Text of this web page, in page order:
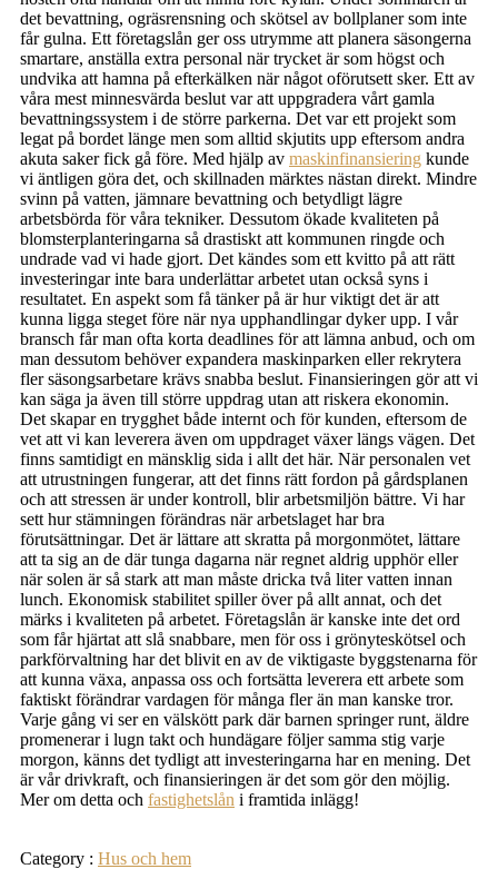
det bevattning, ogräsrensning och skötsel av bollplaner som inte
får gulna. Ett företagslån ger oss utrymme att planera säsongerna
smartare, anställa extra personal när trycket är som högst och
undvika att hamna på efterkälken när något oförutsett sker. Ett av
våra mest minnesvärda beslut var att uppgradera vårt gamla
bevattningssystem i de större parkerna. Det var ett projekt som
legat på bordet länge men som alltid skjutits upp eftersom andra
akuta saker fick gå före. Med hjälp av maskinfinansiering kunde
vi äntligen göra det, och skillnaden märktes nästan direkt. Mindre
svinn på vatten, jämnare bevattning och betydligt lägre
arbetsbörda för våra tekniker. Dessutom ökade kvaliteten på
blomsterplanteringarna så drastiskt att kommunen ringde och
undrade vad vi hade gjort. Det kändes som ett kvitto på att rätt
investeringar inte bara underlättar arbetet utan också syns i
resultatet. En aspekt som få tänker på är hur viktigt det är att
kunna ligga steget före när nya upphandlingar dyker upp. I vår
bransch får man ofta korta deadlines för att lämna anbud, och om
man dessutom behöver expandera maskinparken eller rekrytera
fler säsongsarbetare krävs snabba beslut. Finansieringen gör att vi
kan säga ja även till större uppdrag utan att riskera ekonomin.
Det skapar en trygghet både internt och för kunden, eftersom de
vet att vi kan leverera även om uppdraget växer längs vägen. Det
finns samtidigt en mänsklig sida i allt det här. När personalen vet
att utrustningen fungerar, att det finns rätt fordon på gårdsplanen
och att stressen är under kontroll, blir arbetsmiljön bättre. Vi har
sett hur stämningen förändras när arbetslaget har bra
förutsättningar. Det är lättare att skratta på morgonmötet, lättare
att ta sig an de där tunga dagarna när regnet aldrig upphör eller
när solen är så stark att man måste dricka två liter vatten innan
lunch. Ekonomisk stabilitet spiller över på allt annat, och det
märks i kvaliteten på arbetet. Företagslån är kanske inte det ord
som får hjärtat att slå snabbare, men för oss i grönyteskötsel och
parkförvaltning har det blivit en av de viktigaste byggstenarna för
att kunna växa, anpassa oss och fortsätta leverera ett arbete som
faktiskt förändrar vardagen för många fler än man kanske tror.
Varje gång vi ser en välskött park där barnen springer runt, äldre
promenerar i lugn takt och hundägare följer samma stig varje
morgon, känns det tydligt att investeringarna har en mening. Det
är vår drivkraft, och finansieringen är det som gör den möjlig.
Mer om detta och fastighetslån i framtida inlägg!
Category : Hus och hem